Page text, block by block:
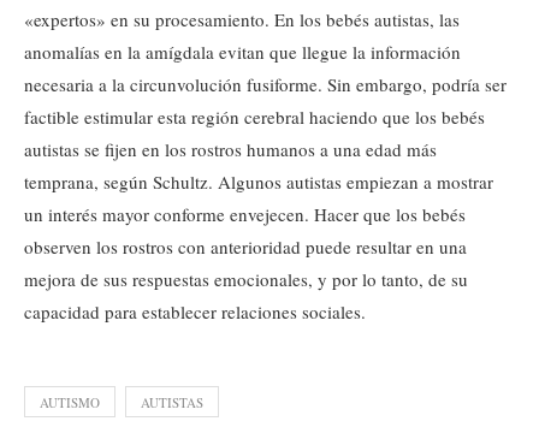
«expertos» en su procesamiento. En los bebés autistas, las
anomalías en la amígdala evitan que llegue la información
necesaria a la circunvolución fusiforme. Sin embargo, podría ser
factible estimular esta región cerebral haciendo que los bebés
autistas se fijen en los rostros humanos a una edad más
temprana, según Schultz. Algunos autistas empiezan a mostrar
un interés mayor conforme envejecen. Hacer que los bebés
observen los rostros con anterioridad puede resultar en una
mejora de sus respuestas emocionales, y por lo tanto, de su
capacidad para establecer relaciones sociales.
AUTISMO AUTISTAS